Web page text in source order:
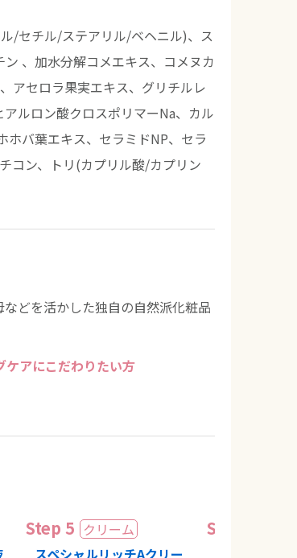
/セチル/ステアリル/ベヘニル)、ス
、加水分解コメエキス、コメヌカ
アセロラ果実エキス、グリチルレ
ルロン酸クロスポリマーNa、カル
バ葉エキス、セラミドNP、セラ
コン、トリ(カプリル酸/カプリン
どを活かした独自の自然派化粧品
ケアにこだわりたい方
スペシャルリッチAクリー